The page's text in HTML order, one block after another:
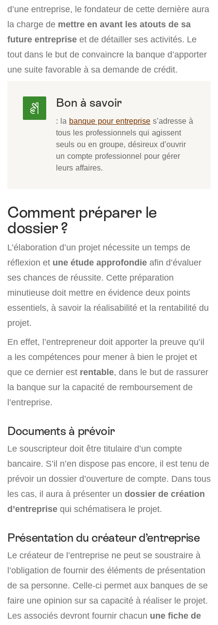
d’une entreprise, le fondateur de cette dernière aura
la charge de mettre en avant les atouts de sa
future entreprise et de détailler ses activités. Le
tout dans le but de convaincre la banque d’apporter
une suite favorable à sa demande de crédit.
Bon à savoir
: la banque pour entreprise s’adresse à
tous les professionnels qui agissent
seuls ou en groupe, désireux d’ouvrir
un compte professionnel pour gérer
leurs affaires.
Comment préparer le
dossier ?
L’élaboration d’un projet nécessite un temps de
réflexion et une étude approfondie afin d’évaluer
ses chances de réussite. Cette préparation
minutieuse doit mettre en évidence deux points
essentiels, à savoir la réalisabilité et la rentabilité du
projet.
En effet, l’entrepreneur doit apporter la preuve qu’il
a les compétences pour mener à bien le projet et
que ce dernier est rentable, dans le but de rassurer
la banque sur la capacité de remboursement de
l’entreprise.
Documents à prévoir
Le souscripteur doit être titulaire d’un compte
bancaire. S’il n’en dispose pas encore, il est tenu de
prévoir un dossier d’ouverture de compte. Dans tous
les cas, il aura à présenter un dossier de création
d’entreprise qui schématisera le projet.
Présentation du créateur d’entreprise
Le créateur de l’entreprise ne peut se soustraire à
l’obligation de fournir des éléments de présentation
de sa personne. Celle-ci permet aux banques de se
faire une opinion sur sa capacité à réaliser le projet.
Les associés devront fournir chacun une fiche de